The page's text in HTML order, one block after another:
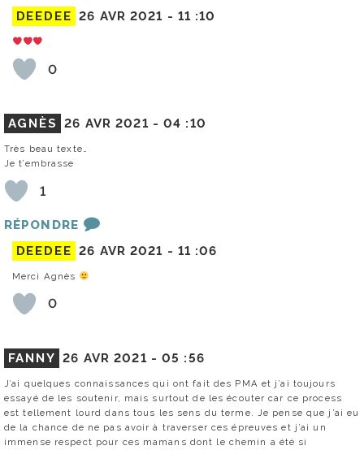
DEEDEE 26 AVR 2021 - 11 :10
0
AGNÈS 26 AVR 2021 -04 :10
Très beau texte…
Je t’embrasse
1
RÉPONDRE
DEEDEE 26 AVR 2021 - 11 :06
Merci Agnès
0
FANNY 26 AVR 2021 -05 :56
J’ai quelques connaissances qui ont fait des PMA et j’ai toujours
essayé de les soutenir, mais surtout de les écouter car ce process
est tellement lourd dans tous les sens du terme. Je pense que j’ai eu
de la chance de ne pas avoir à traverser ces épreuves et j’ai un
immense respect pour ces mamans dont le chemin a été si